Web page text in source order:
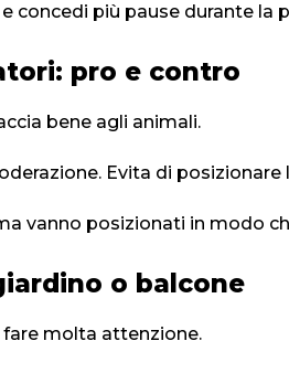
concedi più pause durante la
pro e contro
bene agli animali.
Evita di
vanno posizionati in modo
o balcone
fare molta attenzione.